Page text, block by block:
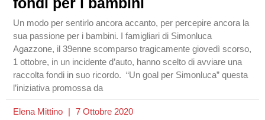
Un modo per sentirlo ancora accanto, per percepire ancora la
sua passione per i bambini. I famigliari di Simonluca
Agazzone, il 39enne scomparso tragicamente giovedì scorso,
1 ottobre, in un incidente d’auto, hanno scelto di avviare una
raccolta fondi in suo ricordo. “Un goal per Simonluca” questa
l’iniziativa promossa da
Elena Mittino 7 Ottobre 2020